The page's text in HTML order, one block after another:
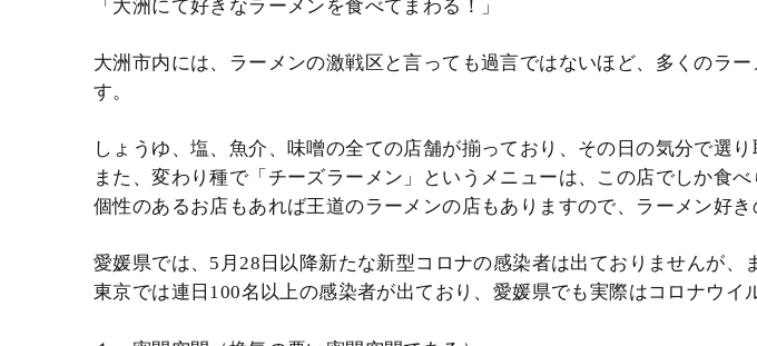
「大洲にて好きなラーメンを食べてまわる！」
大洲市内には、ラーメンの激戦区と言っても過言ではないほど、多くのラ
す。
しょうゆ、塩、魚介、味噌の全ての店舗が揃っており、その日の気分で選り
また、変わり種で「チーズラーメン」というメニューは、この店でしか食べ
個性のあるお店もあれば王道のラーメンの店もありますので、ラーメン好
愛媛県では、5月28日以降新たな新型コロナの感染者は出ておりませんが、
東京では連日100名以上の感染者が出ており、愛媛県でも実際はコロナウイ